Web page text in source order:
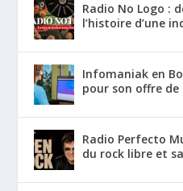
Radio No Logo :
l’histoire d’une
Infomaniak en
pour son offre
Radio Perfecto
du rock libre et